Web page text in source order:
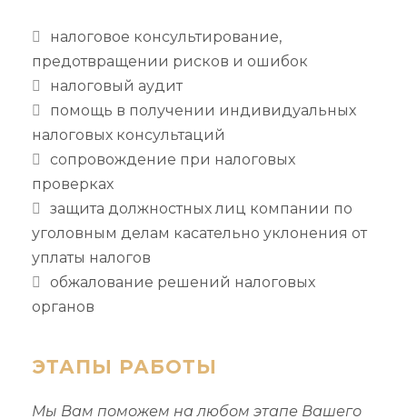
налоговое консультирование,
предотвращении рисков и ошибок
налоговый аудит
помощь в получении индивидуальных
налоговых консультаций
сопровождение при налоговых
проверках
защита должностных лиц компании по
уголовным делам касательно уклонения от
уплаты налогов
обжалование решений налоговых
органов
ЭТАПЫ РАБОТЫ
Мы Вам поможем на любом этапе Вашего